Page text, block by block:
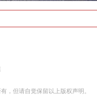
，但请自觉保留以上版权声明。